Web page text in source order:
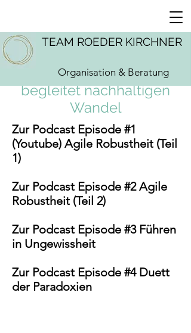
TEAM ROEDER KIRCHNER
Organisation & Beratung
Impuls ▪ Transformation –
begleitet nachhaltigen
Wandel
Zur Podcast Episode #1
(Youtube) Agile Robustheit (Teil
1)
Zur Podcast Episode #2 Agile
Robustheit (Teil 2)
Zur Podcast Episode #3 Führen
in Ungewissheit
Zur Podcast Episode #4 Duett
der Paradoxien